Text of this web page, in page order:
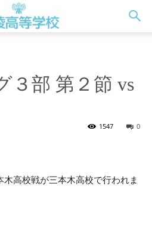
３部 第２節 vs
0
1547
高校戦が三本木高校で行われま